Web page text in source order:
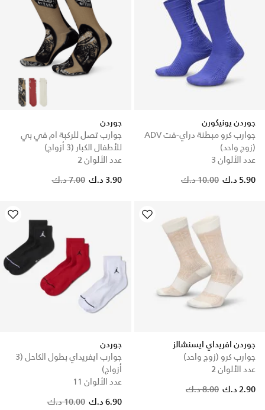
جوردن يونيكورن
جوارب كرو مبطنة دراي-فت ADV
(زوج واحد)
عدد الألوان 3
Price reduced from
10.00 د.ك to 5.90 د.ك
جوردن
جوارب تصل للركبة ام في بي
للأطفال الكبار (3 أزواج)
عدد الألوان 2
Price reduced from
7.00 د.ك to 3.90 د.ك
جوردن افريداي ايسنشالز
جوارب كرو (زوج واحد)
عدد الألوان 2
Price reduced from
8.00 د.ك to 2.90 د.ك
جوردن
جوارب ايفريداي بطول الكاحل (3
أزواج)
عدد الألوان 11
Price reduced from
10.00 د.ك to 6.90 د.ك